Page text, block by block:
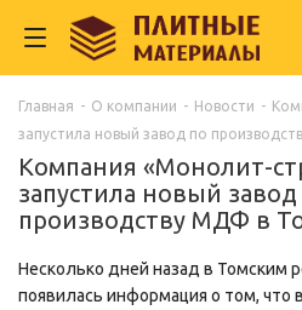
Главная - О компании - Новости -
запустила новый завод по
Компания «Монолит-
запустила новый завод
производству МДФ в
Несколько дней назад в Томским
появилась информация о том, что